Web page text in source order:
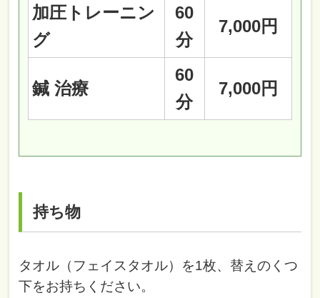
加圧トレーニン
グ
60
分
7,000円
鍼 治療
60
分
7,000円
持ち物
タオル（フェイスタオル）を1枚、替えのくつ
下をお持ちください。